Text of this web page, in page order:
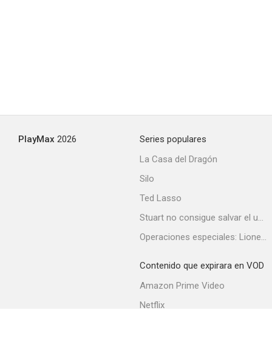
PlayMax 2026
Series populares
La Casa del Dragón
Silo
Ted Lasso
Stuart no consigue salvar el universo
Operaciones especiales: Lioness
Contenido que expirara en VOD
Amazon Prime Video
Netflix